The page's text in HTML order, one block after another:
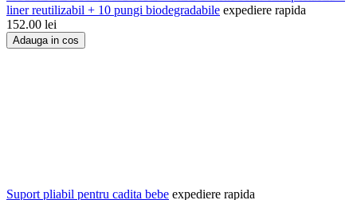
liner reutilizabil + 10 pungi biodegradabile expediere rapida
152.00 lei
Adauga in cos
Suport pliabil pentru cadita bebe expediere rapida